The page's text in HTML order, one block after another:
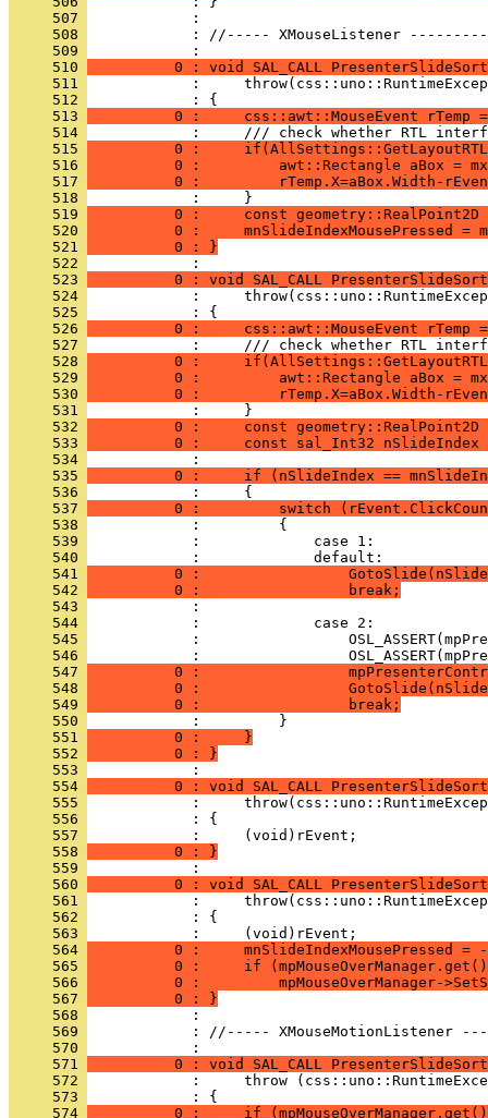
     507
     508
: //----- XMouseListener
     509
     510
0 : void SAL_CALL
     511
     512
     513
0 :     css::awt::MouseEvent rTemp
     514
     515
0 :
     516
0 :         awt::Rectangle aBox =
     517
0 :         rTemp.X=aBox.Width-
     518
     519
0 :     const geometry::RealPoint2D
     520
0 :     mnSlideIndexMousePressed =
     521
          0 : }
     522
     523
0 : void SAL_CALL
     524
     525
     526
0 :     css::awt::MouseEvent rTemp
     527
     528
0 :
     529
0 :         awt::Rectangle aBox =
     530
0 :         rTemp.X=aBox.Width-
     531
     532
0 :     const geometry::RealPoint2D
     533
0 :     const sal_Int32
     534
     535
0 :     if (nSlideIndex ==
     536
     537
0 :         switch
     538
     539
     540
     541
0 :
     542
          0 :                 break;
     543
     544
     545
     546
     547
0 :
     548
0 :
     549
          0 :                 break;
     550
     551
          0 :     }
     552
          0 : }
     553
     554
0 : void SAL_CALL
     555
     556
     557
     558
          0 : }
     559
     560
0 : void SAL_CALL
     561
     562
     563
     564
0 :     mnSlideIndexMousePressed =
     565
0 :     if
     566
0 :         mpMouseOverManager-
     567
          0 : }
     568
     569
: //----- XMouseMotionListener
     570
     571
0 : void SAL_CALL
     572
     573
     574
0 :     if